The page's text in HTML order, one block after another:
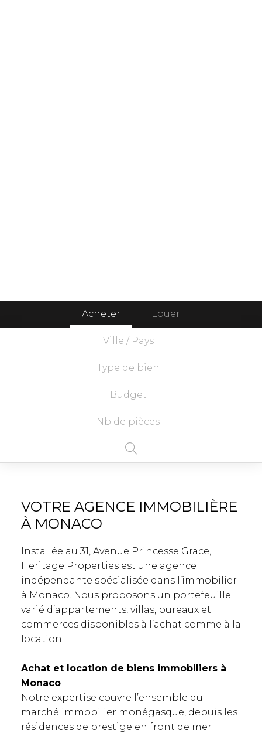
Acheter Louer
Ville / Pays
Type de bien
Budget
Nb de pièces
VOTRE AGENCE IMMOBILIÈRE
À MONACO
Installée au 31, Avenue Princesse Grace,
Heritage Properties est une agence
indépendante spécialisée dans l’immobilier
à Monaco. Nous proposons un portefeuille
varié d’appartements, villas, bureaux et
commerces disponibles à l’achat comme à la
location.
Achat et location de biens immobiliers à
Monaco
Notre expertise couvre l’ensemble du
marché immobilier monégasque, depuis les
résidences de prestige en front de mer